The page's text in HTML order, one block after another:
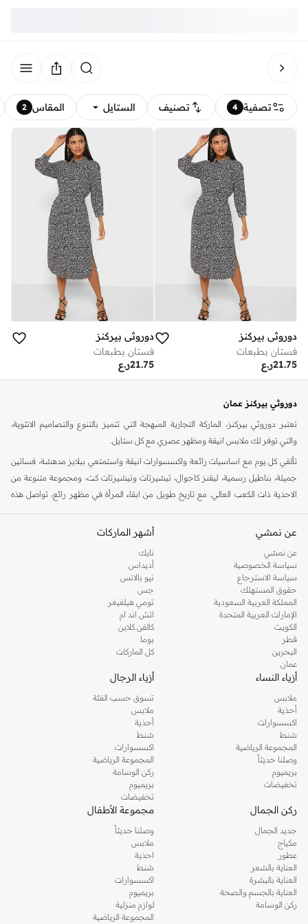
تصفية 4 تصنيف الستايل المقاس 2
دوروثي بيركنز
فستان بطبعات
ر.ع21.75
دوروثي بيركنز
فستان بطبعات
ر.ع21.75
دوروثي بيركنز عمان
تعتبر دوروثي بيركنز، الماركة التجارية المبهجة التي تتميز بالتنوع والتصاميم الانثوية،
والتي توفر لك ملابس انيقة ومظهر عصري مع كل ستايل.
تألقي كل يوم مع اساسيات رائعة واكسسوارات انيقة واستمتعي ببلايز مدهشة، فساتين
جميلة، بناطيل رسمية، ليقنز كاجوال، تيشيرتات وتيشيرتات كت، ومجموعة متنوعة من
الاحذية ذات الكعب العالي. مع تاريخ طويل من ابقاء المرأة في مظهر رائع، تواصل هذه
كنت تقومين بتجديد خزانة ملابسك الملائمة للعمل، البحث عن فستان مثالي للحفلات او
اليه.
تسوقي دوروثي بيركنز اون لاين مسقط
تسوقي دوروثي بيركنز اون لاين من نمشي واستمتعي باكثر من الف ستايل من مجموعة
دوروثي بيركنز الشهيرة. تصفحي المجموعة كاملة في متجر دوروثي بيركنز اون لاين او
استخدمي القائمة لتحديد تجربة تسوق دوروثي بيركنز اون لاين. خدمة التوصيل السريعة
والدعم الاستثنائي يضمن لك تجربة تسوق ممتعة دائما مع نمشي.
عن نمشي
عن نمشي
سياسة الخصوصية
سياسة الاسترجاع
حقوق المستهلك
المملكة العربية السعودية
الإمارات العربية المتحدة
الكويت
قطر
البحرين
عمان
أشهر الماركات
نايك
أديداس
نيو بالانس
جس
تومي هيلفيغر
اتش اند ام
كالفن كلاين
بوما
كل الماركات
أزياء النساء
ملابس
أحذية
اكسسوارات
شنط
المجموعة الرياضية
وصلنا حديثاً
بريميوم
تخفيضات
أزياء الرجال
تسوق حسب الفئة
ملابس
أحذية
شنط
اكسسوارات
المجموعة الرياضية
ركن الوسامة
بريميوم
تخفيضات
ركن الجمال
جديد الجمال
مكياج
عطور
العناية بالشعر
العناية بالبشرة
العناية بالجسم والصحة
ركن الوسامة
مجموعة الأطفال
وصلنا حديثاً
ملابس
احذية
شنط
اكسسوارات
بريميوم
لوازم منزلية
المجموعة الرياضية